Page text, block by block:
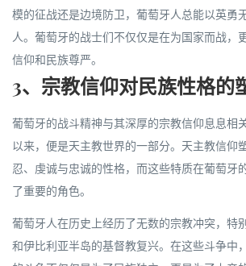
模的征战还是边境防卫，葡萄牙人总能以英勇
人。葡萄牙的战士们不仅仅是在为国家而战，
信仰和民族尊严。
3、宗教信仰对民族性格的
葡萄牙的战斗精神与其深厚的宗教信仰息息相
以来，便是天主教世界的一部分。天主教信仰
忍、虔诚与忠诚的性格，而这些特质在葡萄牙
了重要的角色。
葡萄牙人在历史上经历了无数的宗教冲突，特
和伊比利亚半岛的基督教复兴。在这些斗争中